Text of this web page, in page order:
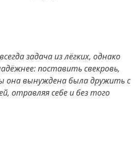
задача из лёгких, однако
поставить свекровь,
она вынуждена была дружить с
отравляя себе и без того